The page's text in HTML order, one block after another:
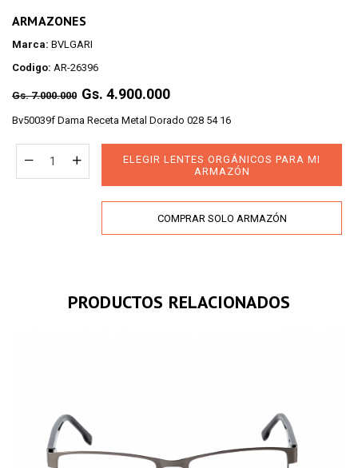
ARMAZONES
Marca: BVLGARI
Codigo: AR-26396
Regular
Gs. 7.000.000 Gs. 4.900.000
Bv50039f Dama Receta Metal Dorado 028 54 16
ELEGIR LENTES ORGÁNICOS PARA MI
ARMAZÓN
COMPRAR SOLO ARMAZÓN
PRODUCTOS RELACIONADOS